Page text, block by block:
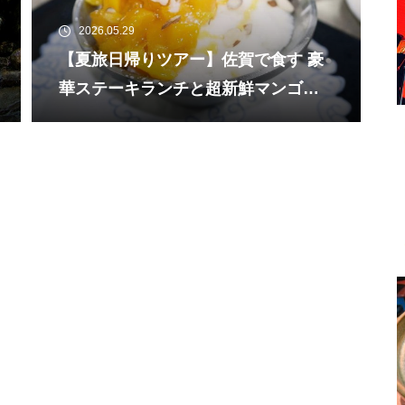
2026.05.29
【夏旅日帰りツアー】佐賀で食す 豪
華ステーキランチと超新鮮マンゴー
と濃厚ミルク氷の絶品かき氷